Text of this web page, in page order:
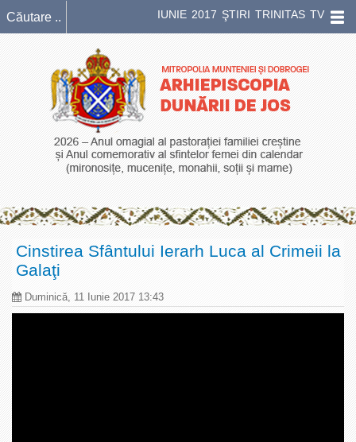
IUNIE 2017 ŞTIRI TRINITAS TV
Cinstirea Sfântului Ierarh Luca al Crimeii la
Galaţi
Duminică, 11 Iunie 2017 13:43